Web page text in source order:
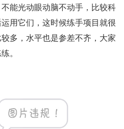
能光动眼动脑不动手，比较科
用它们，这时候练手项目就很
多，水平也是参差不齐，大家
。